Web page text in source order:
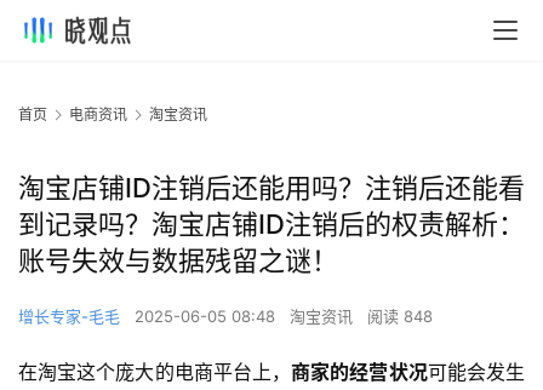
首页 电商资讯 淘宝资讯
淘宝店铺ID注销后还能用吗？注销后还能看
到记录吗？淘宝店铺ID注销后的权责解析：
账号失效与数据残留之谜！
增长专家-毛毛 2025-06-05 08:48 淘宝资讯 阅读 848
在淘宝这个庞大的电商平台上，商家的经营状况可能会发生